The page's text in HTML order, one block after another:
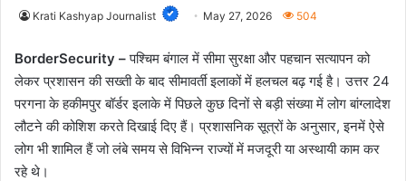
Krati Kashyap Journalist May 27, 2026 504
BorderSecurity –पश्चिम बंगाल में सीमा सुरक्षा और पहचान सत्यापन को
लेकर प्रशासन की सख्ती के बाद सीमावर्ती इलाकों में हलचल बढ़ गई है। उत्तर 24
परगना के हकीमपुर बॉर्डर इलाके में पिछले कुछ दिनों से बड़ी संख्या में लोग बांग्लादेश
लौटने की कोशिश करते दिखाई दिए हैं। प्रशासनिक सूत्रों के अनुसार, इनमें ऐसे
लोग भी शामिल हैं जो लंबे समय से विभिन्न राज्यों में मजदूरी या अस्थायी काम कर
रहे थे।